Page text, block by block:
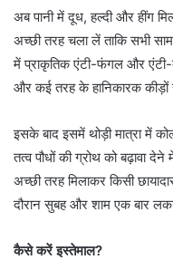
अब पानी में दूध, हल्दी और हींग
अच्छी तरह चला लें ताकि सभी
में प्राकृतिक एंटी-फंगल और एंटी-
और कई तरह के हानिकारक
इसके बाद इसमें थोड़ी मात्रा में
तत्व पौधों की ग्रोथ को बढ़ावा
अच्छी तरह मिलाकर किसी
दौरान सुबह और शाम एक बार
कैसे करें इस्तेमाल?